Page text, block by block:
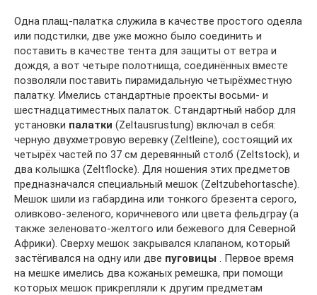
Одна плащ-палатка служила в качестве простого одеяла
или подстилки, две уже можно было соединить и
поставить в качестве тента для защиты от ветра и
дождя, а вот четыре полотнища, соединённых вместе
позволяли поставить пирамидальную четырёхместную
палатку. Имелись стандартные проекты восьми- и
шестнадцатиместных палаток. Стандартный набор для
установки палатки (Zeltausrustung) включал в себя:
черную двухметровую веревку (Zeltleine), состоящий их
четырёх частей по 37 см деревянный столб (Zeltstock), и
два колышка (Zeltflocke). Для ношения этих предметов
предназначался специальный мешок (Zeltzubehortasche).
Мешок шили из габардина или тонкого брезента серого,
оливково-зеленого, коричневого или цвета фельдграу (а
также зеленовато-желтого или бежевого для Северной
Африки). Сверху мешок закрывался клапаном, который
застёгивался на одну или две пуговицы . Первое время
на мешке имелись два кожаных ремешка, при помощи
которых мешок прикрепляли к другим предметам